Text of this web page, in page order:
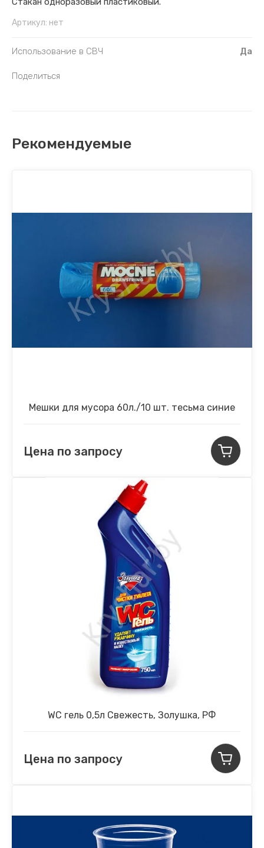
Артикул: нет
Использование в СВЧ Да
Поделиться
Рекомендуемые
Мешки для мусора 60л./10 шт. тесьма синие
Цена по запросу
WC гель 0,5л Свежесть, Золушка, РФ
Цена по запросу